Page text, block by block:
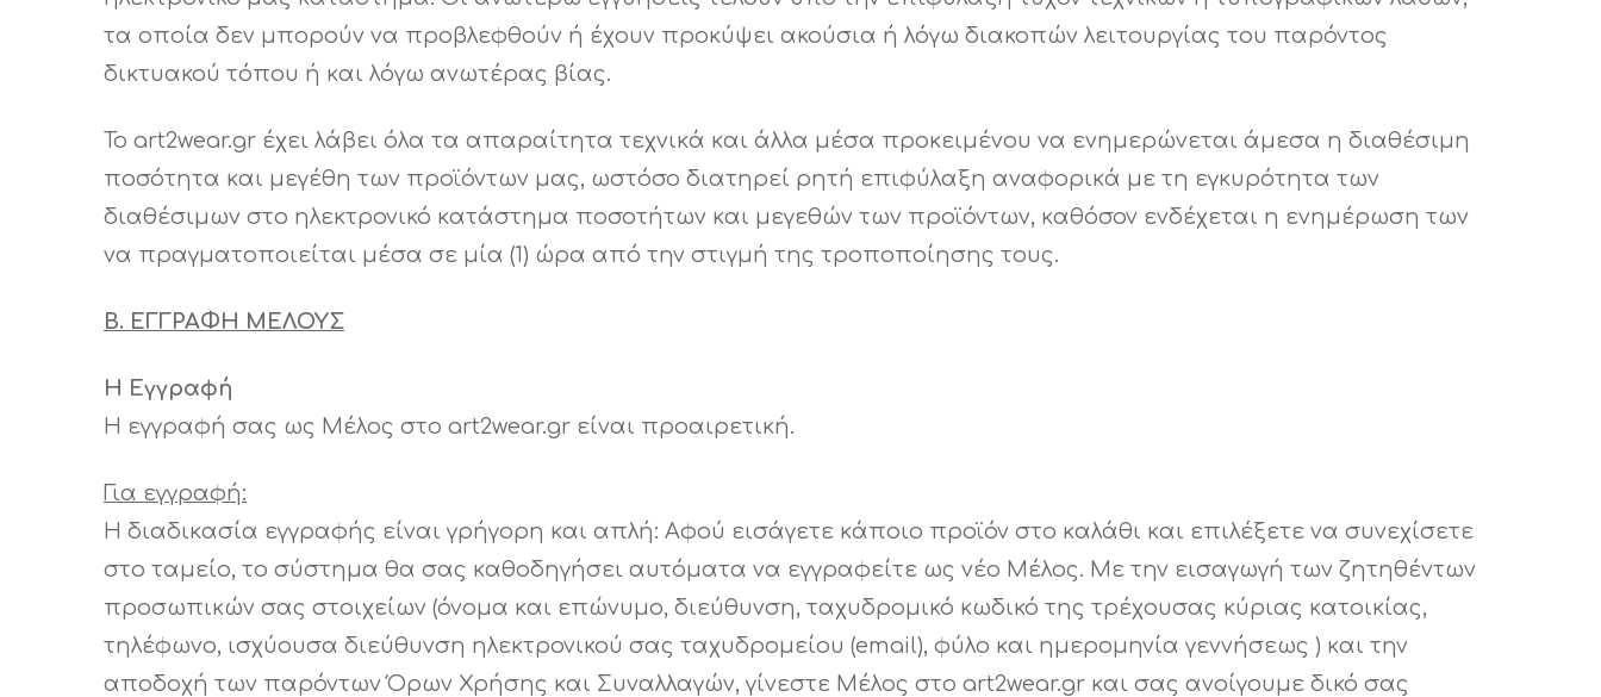
τα οποία δεν μπορούν να προβλεφθούν ή έχουν προκύψει ακούσια ή λόγω διακοπών λειτουργίας του παρόντος
δικτυακού τόπου ή και λόγω ανωτέρας βίας.
To art2wear.gr έχει λάβει όλα τα απαραίτητα τεχνικά και άλλα μέσα προκειμένου να ενημερώνεται άμεσα η διαθέσιμη
ποσότητα και μεγέθη των προϊόντων μας, ωστόσο διατηρεί ρητή επιφύλαξη αναφορικά με τη εγκυρότητα των
διαθέσιμων στο ηλεκτρονικό κατάστημα ποσοτήτων και μεγεθών των προϊόντων, καθόσον ενδέχεται η ενημέρωση των
να πραγματοποιείται μέσα σε μία (1) ώρα από την στιγμή της τροποποίησης τους.
Β. ΕΓΓΡΑΦΗ ΜΕΛΟΥΣ
Η Εγγραφή
Η εγγραφή σας ως Μέλος στο art2wear.gr είναι προαιρετική.
Για εγγραφή:
Η διαδικασία εγγραφής είναι γρήγορη και απλή: Αφού εισάγετε κάποιο προϊόν στο καλάθι και επιλέξετε να συνεχίσετε
στο ταμείο, το σύστημα θα σας καθοδηγήσει αυτόματα να εγγραφείτε ως νέο Μέλος. Με την εισαγωγή των ζητηθέντων
προσωπικών σας στοιχείων (όνομα και επώνυμο, διεύθυνση, ταχυδρομικό κωδικό της τρέχουσας κύριας κατοικίας,
τηλέφωνο, ισχύουσα διεύθυνση ηλεκτρονικού σας ταχυδρομείου (email), φύλο και ημερομηνία γεννήσεως ) και την
αποδοχή των παρόντων Όρων Χρήσης και Συναλλαγών, γίνεστε Μέλος στο art2wear.gr και σας ανοίγουμε δικό σας